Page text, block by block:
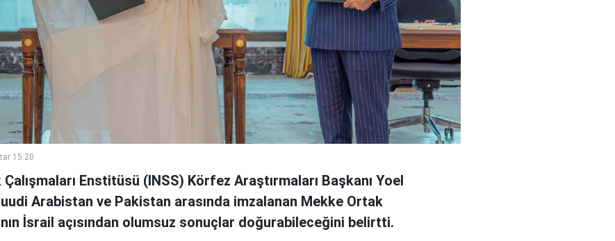
15:20
Enstitüsü (INSS) Körfez Araştırmaları Başkanı Yoel
Arabistan ve Pakistan arasında imzalanan Mekke Ortak
İsrail açısından olumsuz sonuçlar doğurabileceğini belirtti.